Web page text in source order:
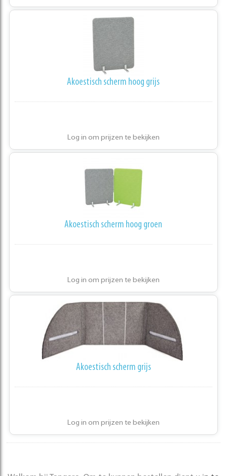
Akoestisch scherm hoog grijs
Log in om prijzen te bekijken
Akoestisch scherm hoog groen
Log in om prijzen te bekijken
Akoestisch scherm grijs
Log in om prijzen te bekijken